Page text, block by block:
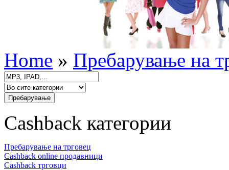
Home » Пребарување на
Cashback категории
Пребарување на трговец
Cashback online продавници
Cashback трговци